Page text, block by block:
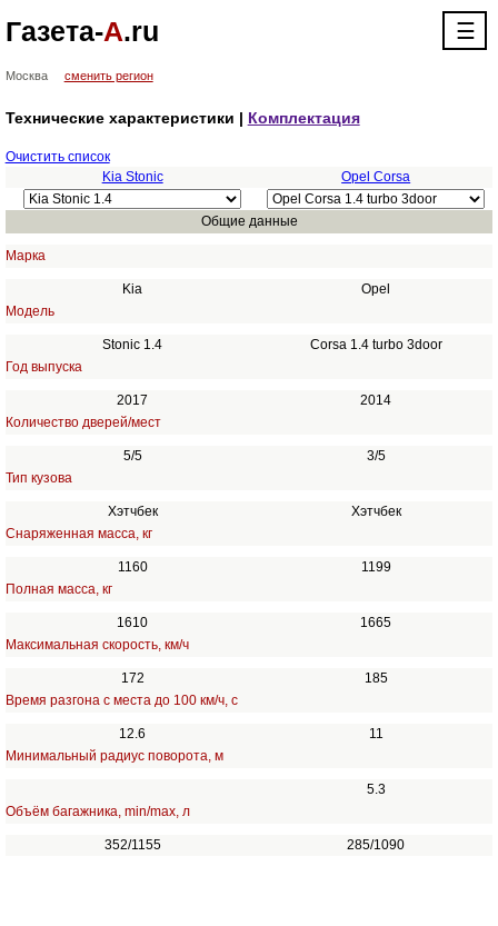
Газета-А.ru ☰
Москва сменить регион
Технические характеристики | Комплектация
Очистить список
Kia Stonic
Opel Corsa
Общие данные
Марка
Kia
Opel
Модель
Stonic 1.4
Corsa 1.4 turbo 3door
Год выпуска
2017
2014
Количество дверей/мест
5/5
3/5
Тип кузова
Хэтчбек
Хэтчбек
Снаряженная масса, кг
1160
1199
Полная масса, кг
1610
1665
Максимальная скорость, км/ч
172
185
Время разгона с места до 100 км/ч, с
12.6
11
Минимальный радиус поворота, м
5.3
Объём багажника, min/max, л
352/1155 285/1090